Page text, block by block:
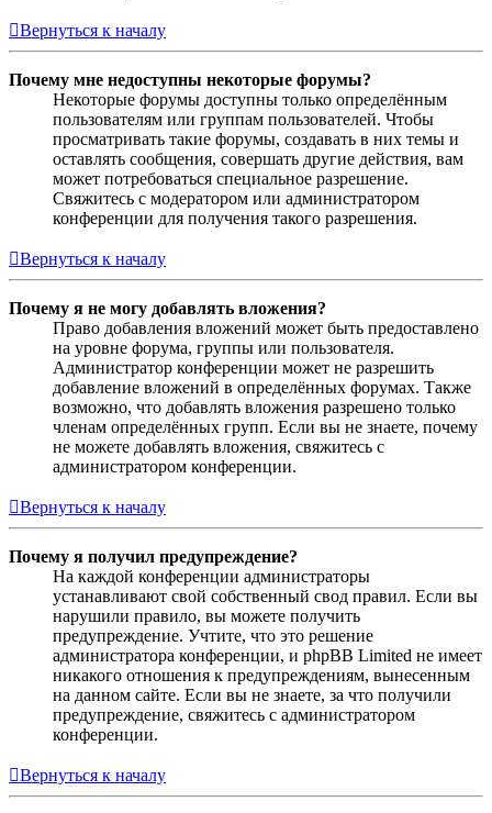
Вернуться к началу
Почему мне недоступны некоторые форумы?
Некоторые форумы доступны только определённым
пользователям или группам пользователей. Чтобы
просматривать такие форумы, создавать в них темы и
оставлять сообщения, совершать другие действия, вам
может потребоваться специальное разрешение.
Свяжитесь с модератором или администратором
конференции для получения такого разрешения.
Вернуться к началу
Почему я не могу добавлять вложения?
Право добавления вложений может быть предоставлено
на уровне форума, группы или пользователя.
Администратор конференции может не разрешить
добавление вложений в определённых форумах. Также
возможно, что добавлять вложения разрешено только
членам определённых групп. Если вы не знаете, почему
не можете добавлять вложения, свяжитесь с
администратором конференции.
Вернуться к началу
Почему я получил предупреждение?
На каждой конференции администраторы
устанавливают свой собственный свод правил. Если вы
нарушили правило, вы можете получить
предупреждение. Учтите, что это решение
администратора конференции, и phpBB Limited не имеет
никакого отношения к предупреждениям, вынесенным
на данном сайте. Если вы не знаете, за что получили
предупреждение, свяжитесь с администратором
конференции.
Вернуться к началу